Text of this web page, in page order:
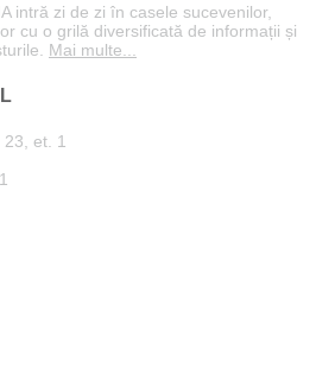
intră zi de zi în casele sucevenilor,
cu o grilă diversificată de informații și
Mai multe...
et. 1